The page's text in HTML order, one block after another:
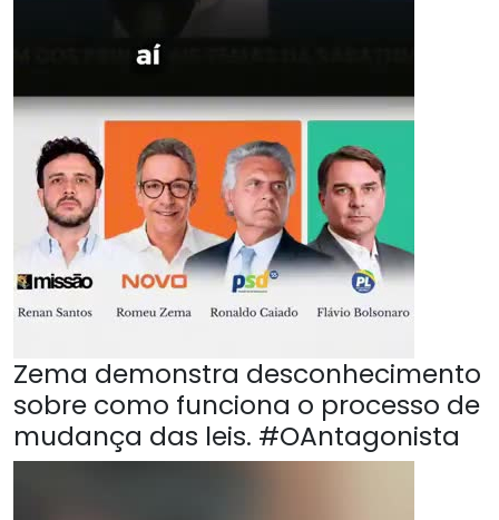
Zema demonstra desconhecimento
sobre como funciona o processo de
mudança das leis. #OAntagonista